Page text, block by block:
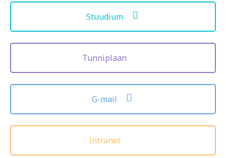
Stuudium
Tunniplaan
G-mail
Intranet